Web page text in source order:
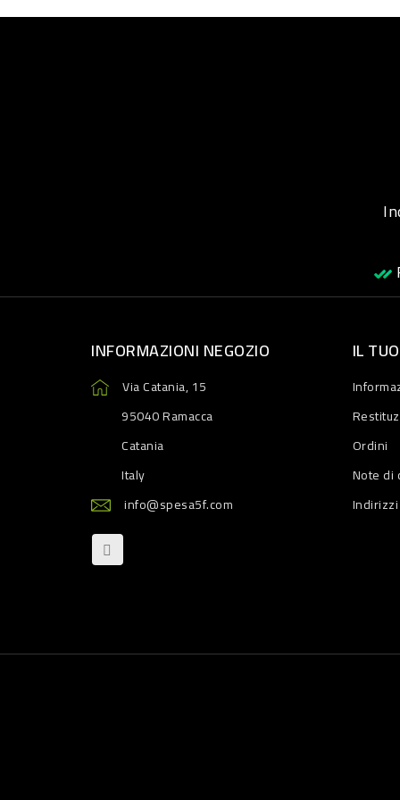
INFORMAZIONI NEGOZIO
Via Catania, 15
95040 Ramacca
Catania
Italy
info@spesa5f.com
IL
Ordini
Note di
Indirizzi